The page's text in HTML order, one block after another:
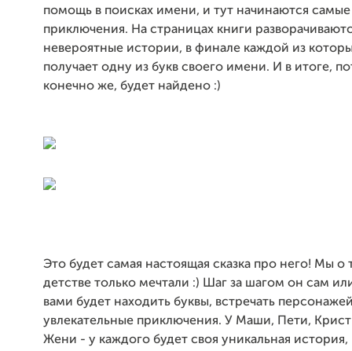
помощь в поисках имени, и тут начинаются
приключения. На страницах книги
невероятные истории, в финале каждой из
получает одну из букв своего имени. И в итоге,
конечно же, будет найдено :)
Это будет самая настоящая сказка про него! Мы о
детстве только мечтали :) Шаг за шагом он сам
вами будет находить буквы, встречать
увлекательные приключения. У Маши, Пети,
Жени - у каждого будет своя уникальная история,